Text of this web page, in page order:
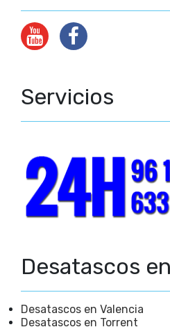
Servicios
Desatascos
Desatascos en Valencia
Desatascos en Torrent